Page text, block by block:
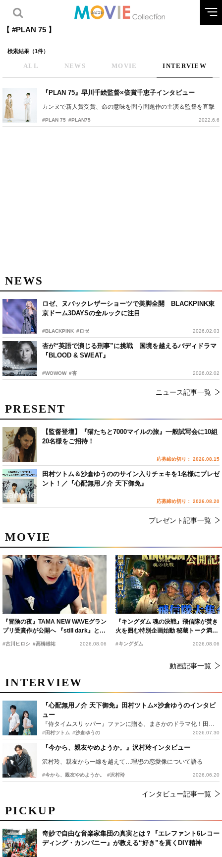
【 #PLAN 75 】
検索結果（1件）
ALL NEWS MOVIE INTERVIEW
『PLAN 75』早川千絵監督×倍賞千恵子インタビュー
カンヌで新人賞受賞、命の意味を問う問題作の主演＆監督を直撃
#PLAN 75 #PLAN75 2022.6.6
NEWS
ロゼ、ヌバックレザーショーツで美脚全開 BLACKPINK東
京ドーム3DAYSの全ルックに注目
#BLACKPINK #ロゼ 2026.02.03
杏が“英語で演じる刑事”に挑戦 国境を越えるバディドラマ
『BLOOD & SWEAT』
#WOWOW #杏 2026.02.02
ニュース記事一覧
PICKUP
奇妙で自由な音楽家集団の真実とは？『エレファント6レコー
ディング・カンパニー』が教える“好き”を貫くDIY精神
MOVIE
『冒険の夜』TAMA NEW WAVEグラン
プリ受賞作が公開へ 『still dark』と同
時上映決定
#古川ヒロシ #髙橋雄祐 2026.08.06
『キングダム 魂の決戦』飛信隊が焚き
火を囲む特別企画始動 秘蔵トーク満載
の“キングダムキャンプ”開催
#キングダム 2026.08.06
動画記事一覧
INTERVIEW
『心配無用ノ介 天下御免』田村ツトム×沙倉ゆうのインタビ
ュー
『侍タイムスリッパー』ファンに贈る、まさかのドラマ化！田村ツトム×沙倉ゆうのが語る『心配無用ノ介』撮影秘話
#田村ツトム #沙倉ゆうの 2026.07.30
『今から、親友やめようか。』沢村玲インタビュー
沢村玲、親友から一線を越えて…理想の恋愛像について語る
#今から、親友やめようか。 #沢村玲 2026.06.20
インタビュー記事一覧
PRESENT
【監督登壇】『猫たちと7000マイルの旅』一般試写会に10組
20名様をご招待！
応募締め切り： 2026.08.15
田村ツトム＆沙倉ゆうののサイン入りチェキを1名様にプレゼ
ント！／『心配無用ノ介 天下御免』
応募締め切り： 2026.08.20
プレゼント記事一覧